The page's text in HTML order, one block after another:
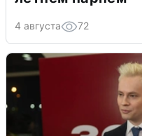
4 августа 72